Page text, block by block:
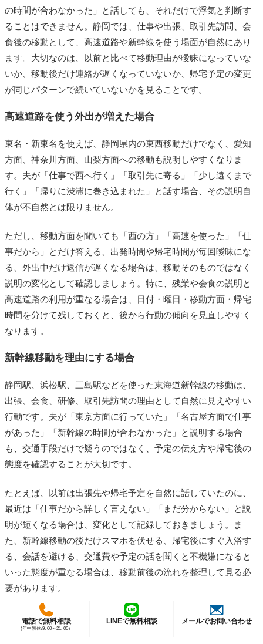
の時間が合わなかった」と話しても、それだけで浮気と判断す
ることはできません。静岡では、仕事や出張、取引先訪問、会
食後の移動として、高速道路や新幹線を使う場面が自然にあり
ます。大切なのは、以前と比べて移動理由が曖昧になっていな
いか、移動後だけ連絡が遅くなっていないか、帰宅予定の変更
が同じパターンで続いていないかを見ることです。
高速道路を使う外出が増えた場合
東名・新東名を使えば、静岡県内の東西移動だけでなく、愛知
方面、神奈川方面、山梨方面への移動も説明しやすくなりま
す。夫が「仕事で西へ行く」「取引先に寄る」「少し遠くまで
行く」「帰りに渋滞に巻き込まれた」と話す場合、その説明自
体が不自然とは限りません。
ただし、移動方面を聞いても「西の方」「高速を使った」「仕
事だから」とだけ答える、出発時間や帰宅時間が毎回曖昧にな
る、外出中だけ返信が遅くなる場合は、移動そのものではなく
説明の変化として確認しましょう。特に、残業や会食の説明と
高速道路の利用が重なる場合は、日付・曜日・移動方面・帰宅
時間を分けて残しておくと、後から行動の傾向を見直しやすく
なります。
新幹線移動を理由にする場合
静岡駅、浜松駅、三島駅などを使った東海道新幹線の移動は、
出張、会食、研修、取引先訪問の理由として自然に見えやすい
行動です。夫が「東京方面に行っていた」「名古屋方面で仕事
があった」「新幹線の時間が合わなかった」と説明する場合
も、交通手段だけで疑うのではなく、予定の伝え方や帰宅後の
態度を確認することが大切です。
たとえば、以前は出張先や帰宅予定を自然に話していたのに、
最近は「仕事だから詳しく言えない」「まだ分からない」と説
明が短くなる場合は、変化として記録しておきましょう。ま
た、新幹線移動の後だけスマホを伏せる、帰宅後にすぐ入浴す
る、会話を避ける、交通費や予定の話を聞くと不機嫌になると
いった態度が重なる場合は、移動前後の流れを整理して見る必
要があります。
交通手段ではなく「移動前後の空白時間」を見る
電話で無料相談
(年中無休/9: 00～21: 00）
LINEで無料相談 メールでお問い合わせ